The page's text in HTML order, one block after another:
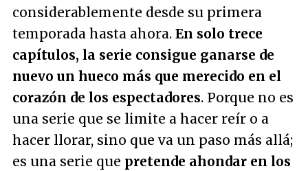
considerablemente desde su primera
temporada hasta ahora. En solo trece
capítulos, la serie consigue ganarse de
nuevo un hueco más que merecido en el
corazón de los espectadores. Porque no es
una serie que se limite a hacer reír o a
hacer llorar, sino que va un paso más allá;
es una serie que pretende ahondar en los